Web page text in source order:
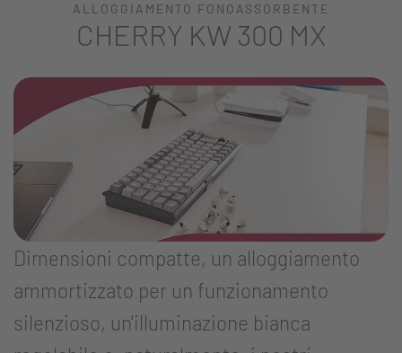
ALLOGGIAMENTO FONOASSORBENTE
CHERRY KW 300 MX
Dimensioni compatte, un alloggiamento
ammortizzato per un funzionamento
silenzioso, un'illuminazione bianca